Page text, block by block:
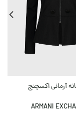
آرمانی اکسچنج
ARMANI